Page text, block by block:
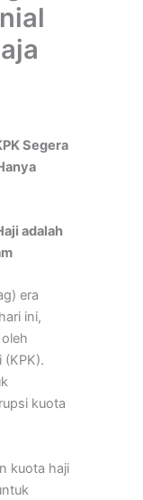
Segera
adalah
era
ini,
(KPK).
kuota
kuota haji